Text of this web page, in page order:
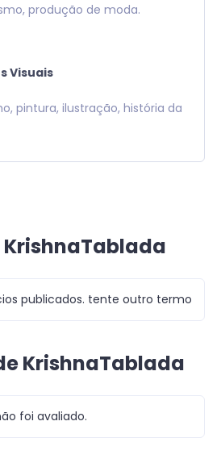
produção de moda.
Visuais
pintura, ilustração, história da
publicados. tente outro termo
KrishnaTablada
foi avaliado.